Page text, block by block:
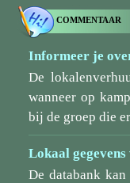
COMMENTAAR
Informeer je
De
wanneer op
bij de groep die
Lokaal
De databank